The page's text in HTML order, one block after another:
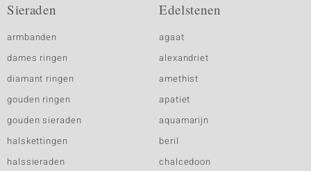
Sieraden
armbanden
dames ringen
diamant ringen
gouden ringen
gouden sieraden
halskettingen
halssieraden
Edelstenen
agaat
alexandriet
amethist
apatiet
aquamarijn
beril
chalcedoon